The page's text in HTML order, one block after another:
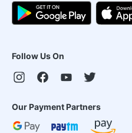
Follow Us On
Our Payment Partners